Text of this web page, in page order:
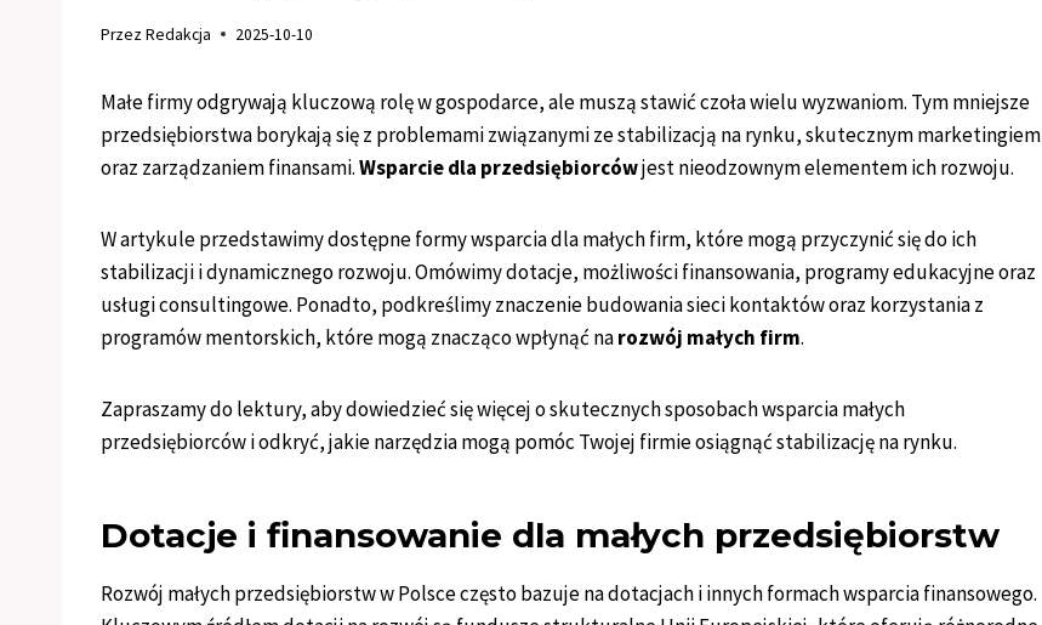
PrzezRedakcja 2025-10-10
Małe firmy odgrywają kluczową rolę w gospodarce, ale muszą stawić czoła wielu wyzwaniom. Tym mniejsze
przedsiębiorstwa borykają się z problemami związanymi ze stabilizacją na rynku, skutecznym marketingiem
oraz zarządzaniem finansami.Wsparcie dla przedsiębiorcówjest nieodzownym elementem ich rozwoju.
W artykule przedstawimy dostępne formy wsparcia dla małych firm, które mogą przyczynić się do ich
stabilizacji i dynamicznego rozwoju. Omówimy dotacje, możliwości finansowania, programy edukacyjne oraz
usługi consultingowe. Ponadto, podkreślimy znaczenie budowania sieci kontaktów oraz korzystania z
programów mentorskich, które mogą znacząco wpłynąć narozwój małych firm.
Zapraszamy do lektury, aby dowiedzieć się więcej o skutecznych sposobach wsparcia małych
przedsiębiorców i odkryć, jakie narzędzia mogą pomóc Twojej firmie osiągnąć stabilizację na rynku.
Dotacje i finansowanie dla małych przedsiębiorstw
Rozwój małych przedsiębiorstw w Polsce często bazuje na dotacjach i innych formach wsparcia finansowego.